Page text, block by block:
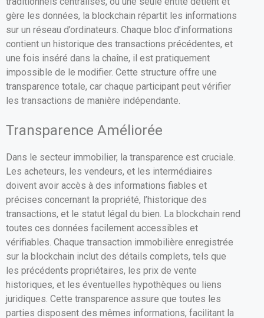
gère les données, la blockchain répartit les informations
sur un réseau d’ordinateurs. Chaque bloc d’informations
contient un historique des transactions précédentes, et
une fois inséré dans la chaîne, il est pratiquement
impossible de le modifier. Cette structure offre une
transparence totale, car chaque participant peut vérifier
les transactions de manière indépendante.
Transparence Améliorée
Dans le secteur immobilier, la transparence est cruciale.
Les acheteurs, les vendeurs, et les intermédiaires
doivent avoir accès à des informations fiables et
précises concernant la propriété, l’historique des
transactions, et le statut légal du bien. La blockchain rend
toutes ces données facilement accessibles et
vérifiables. Chaque transaction immobilière enregistrée
sur la blockchain inclut des détails complets, tels que
les précédents propriétaires, les prix de vente
historiques, et les éventuelles hypothèques ou liens
juridiques. Cette transparence assure que toutes les
parties disposent des mêmes informations, facilitant la